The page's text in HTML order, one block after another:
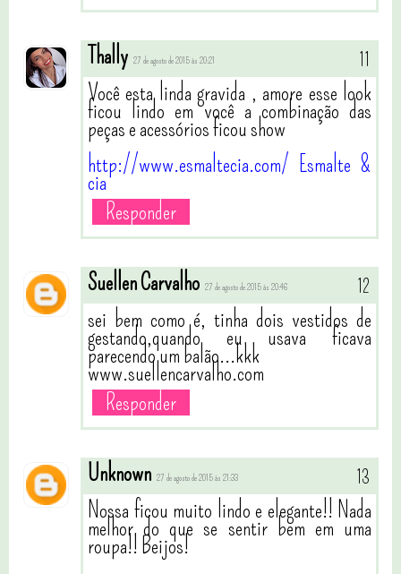
Thally 27 de agosto de 2015 às 20:21
Você esta linda gravida , amore esse look
ficou lindo em você a combinação das
peças e acessórios ficou show
http://www.esmaltecia.com/ Esmalte &
cia
Responder
Suellen Carvalho 27 de agosto de 2015 às 20:46
sei bem como é, tinha dois vestidos de
gestando,quando eu usava ficava
parecendo um balão...kkk
www.suellencarvalho.com
Responder
Unknown 27 de agosto de 2015 às 21:33
Nossa ficou muito lindo e elegante!! Nada
melhor do que se sentir bem em uma
roupa!! Beijos!